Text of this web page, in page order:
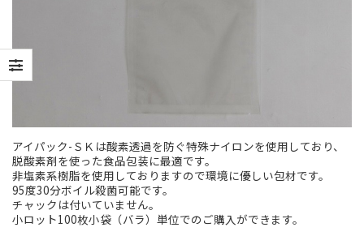
アイパック-ＳＫは酸素透過を防ぐ特殊ナイロンを使用しており、
脱酸素剤を使った食品包装に最適です。
非塩素系樹脂を使用しておりますので環境に優しい包材です。
95度30分ボイル殺菌可能です。
チャックは付いていません。
小ロット100枚小袋（バラ）単位でのご購入ができます。